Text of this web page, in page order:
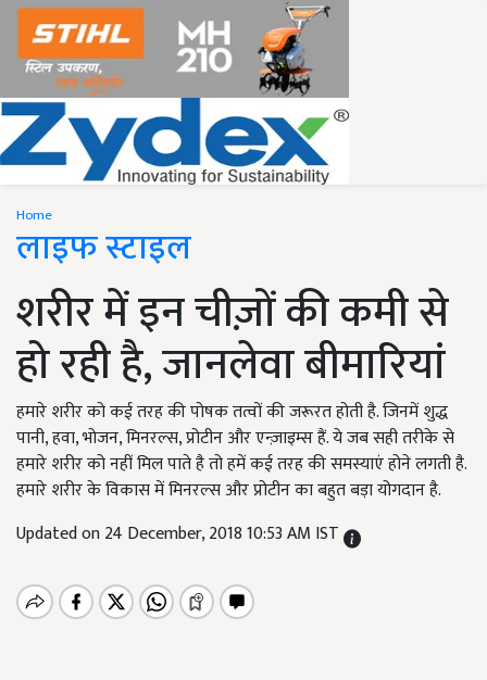
Home
लाइफ स्टाइल
शरीर में इन चीज़ों की कमी से
हो रही है, जानलेवा बीमारियां
हमारे शरीर को कई तरह की पोषक तत्वों की जरूरत होती है. जिनमें शुद्ध
पानी, हवा, भोजन, मिनरल्स, प्रोटीन और एन्ज़ाइम्स हैं. ये जब सही तरीके से
हमारे शरीर को नहीं मिल पाते है तो हमें कई तरह की समस्याएं होने लगती है.
हमारे शरीर के विकास में मिनरल्स और प्रोटीन का बहुत बड़ा योगदान है.
Updated on 24 December, 2018 10:53 AM IST